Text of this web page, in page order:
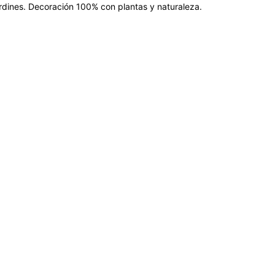
Decoración 100% con plantas y naturaleza.